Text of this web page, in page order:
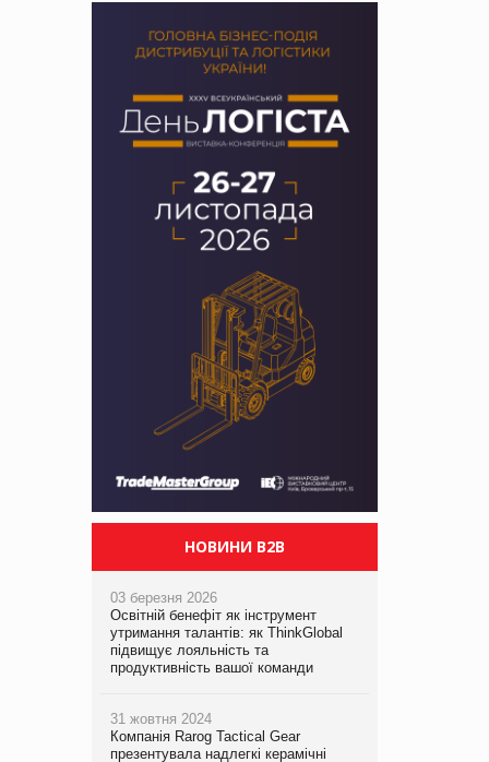
НОВИНИ B2B
03 березня 2026
Освітній бенефіт як інструмент
утримання талантів: як ThinkGlobal
підвищує лояльність та
продуктивність вашої команди
31 жовтня 2024
Компанія Rarog Tactical Gear
презентувала надлегкі керамічні